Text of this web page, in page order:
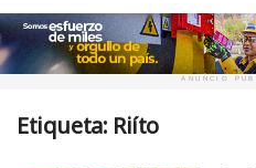
ANUNCIO
Etiqueta: Riíto